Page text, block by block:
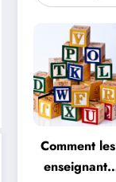
Comment les
enseignants